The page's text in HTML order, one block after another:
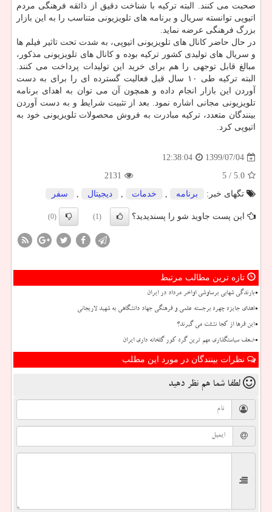
صحبت می کنند. البته ترکیه با شناخت دقیق از ذائقه فرهنگی مردم
اتیوپی توانسته سریال و برنامه های تلویزیونی متناسب را به این بازار
بزرگ فرهنگی عرضه نماید.
در حال حاضر کانال های تلویزیونی اتیوپی، به شدت تحت تاثیر فیلم ها
و سریال های تولیدی کشور ترکیه بوده و کانال های تلویزیونی مذکور،
مبالغ قابل توجهی را هم برای خرید این تولیدات پرداخت می کنند.
البته ترکیه طی ۱۰ سال قبل فعالیت گسترده ای را برای به دست
آوردن این بازار انجام داده و همچون آن می توان به اهدای برنامه
تلویزیونی مجانی اشاره نمود. بعد از تثبیت شرایط و به دست آوردن
بینندگان متعدد، ترکیه مبادرت به فروش محصولات تلویزیونی خود به
اتیوپی کرد.
1399/07/04
12:38:04
5.0
/ 5
2131
تگهای خبر:
برنامه , خدمات , دیجیتال , سفر
این پست جاوید شو را پسندیدید؟ (1)
(0)
تازه ترین مطالب مرتبط
بارندگی شهابی برساوشی اواخر مرداد در ایران
اهدای جایزه چهره برجسته علمی و فرهنگی جهاد دانشگاهی به شهید لاریجانی
این فرها از کجا نشئت می گیرند؟
ضعف سیاستگذاری مهم ترین گره کور گلخانه داری ایران
نظرات بینندگان در مورد این مطلب
لطفا شما هم نظر دهید